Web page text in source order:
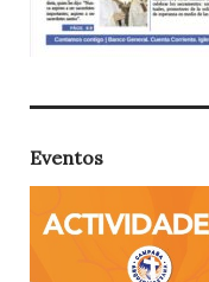
Eventos